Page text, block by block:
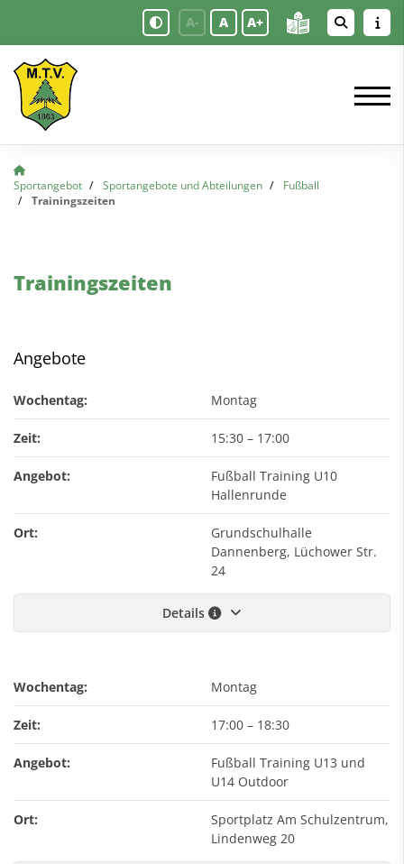
A- A A+
Sportangebot Sportangebote und Abteilungen
Fußball
Trainingszeiten
Trainingszeiten
Angebote
Wochentag: Montag
Zeit: 15:30 – 17:00
Angebot:
Fußball Training U10
Hallenrunde
Ort:
Grundschulhalle
Dannenberg, Lüchower Str.
24
Details
Wochentag: Montag
Zeit: 17:00 – 18:30
Angebot:
Fußball Training U13 und
U14 Outdoor
Ort:
Sportplatz Am Schulzentrum,
Lindenweg 20